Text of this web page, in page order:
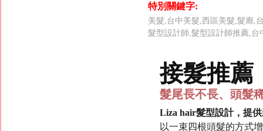
特別關鍵字:
美髮,台中美髮,西區美髮,髮廊,
髮型設計師,髮型設計師推薦,
接髮推薦
髮尾長不長、頭髮
Liza hair髮型設計，提
以一束四根頭髮的方式